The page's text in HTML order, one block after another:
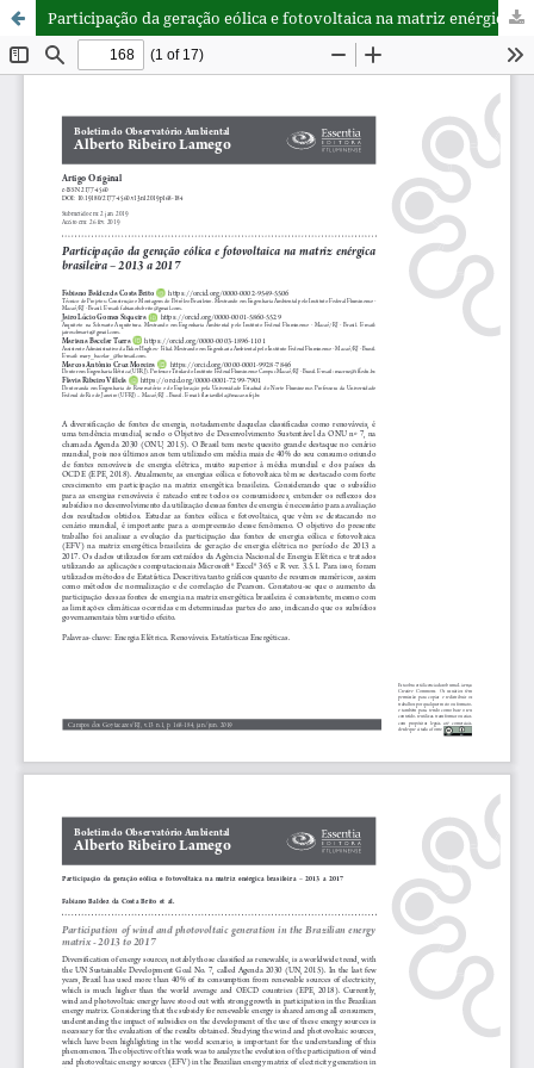
Participação da geração eólica e fotovoltaica na matriz enérgica brasileira – 2013 a 2017